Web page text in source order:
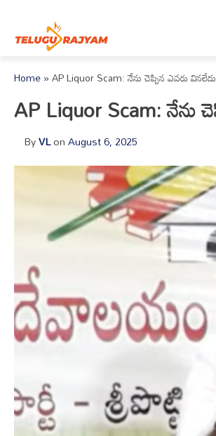
Home»AP Liquor Scam: నేను చెప్పిన ఎవరు
AP Liquor Scam: నేను
ByVLonAugust 6, 2025